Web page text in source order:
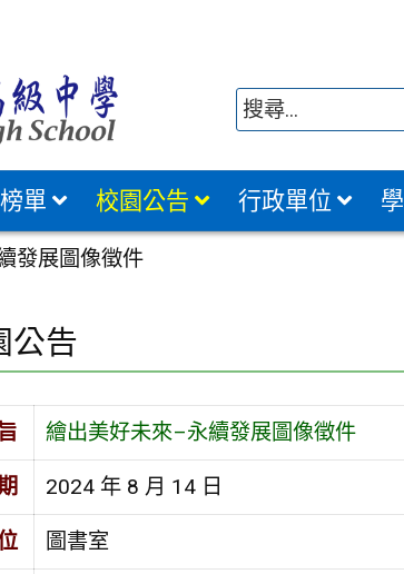
單 校園公告 行政單位
發展圖像徵件
公告
繪出美好未來–永續發展圖像徵件
2024 年 8 月 14 日
圖書室